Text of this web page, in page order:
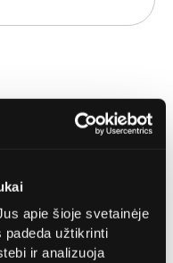
apie šioje svetainėje
padeda užtikrinti
ir analizuoja